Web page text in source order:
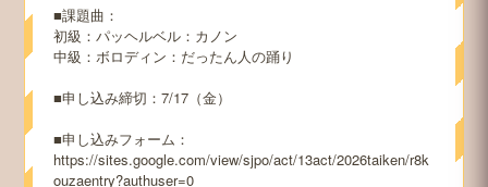
■課題曲：
初級：パッヘルベル：カノン
中級：ボロディン：だったん人の踊り
■申し込み締切：7/17（金）
■申し込みフォーム：
https://sites.google.com/view/sjpo/act/13act/2026taiken/r8k
ouzaentry?authuser=0